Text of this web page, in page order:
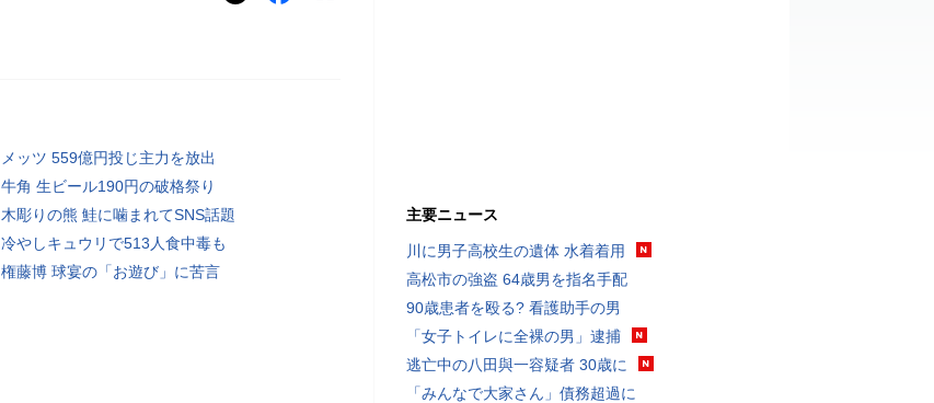
メッツ 559億円投じ主力を放出
牛角 生ビール190円の破格祭り
木彫りの熊 鮭に噛まれてSNS話題
冷やしキュウリで513人食中毒も
権藤博 球宴の「お遊び」に苦言
主要ニュース
川に男子高校生の遺体 水着着用
高松市の強盗 64歳男を指名手配
90歳患者を殴る? 看護助手の男
「女子トイレに全裸の男」逮捕
逃亡中の八田與一容疑者 30歳に
「みんなで大家さん」債務超過に